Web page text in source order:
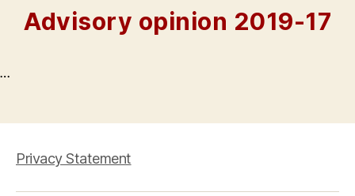
Advisory opinion 2019-17
…
Privacy Statement